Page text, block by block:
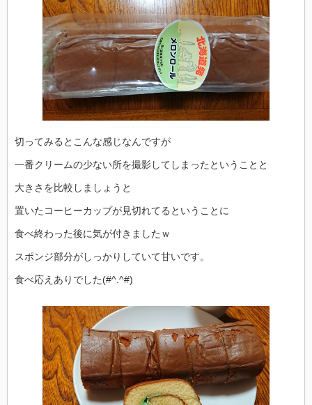
切ってみるとこんな感じなんですが
一番クリームの少ない所を撮影してしまったということと
大きさを比較しましょうと
置いたコーヒーカップが見切れてるということに
食べ終わった後に気が付きましたｗ
スポンジ部分がしっかりしていて甘いです。
食べ応えありでした(#^.^#)